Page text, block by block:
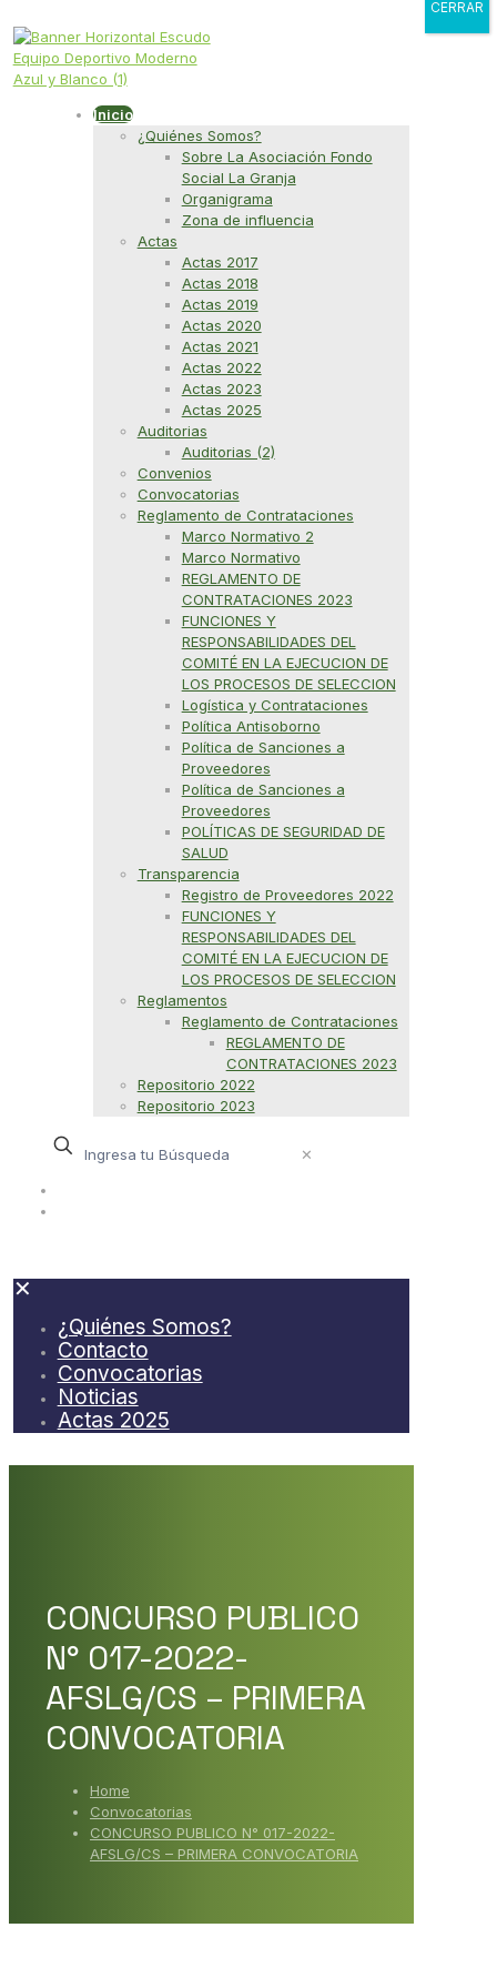
Inicio
¿Quiénes Somos?
Sobre La Asociación Fondo
Social La Granja
Organigrama
Zona de influencia
Actas
Actas 2017
Actas 2018
Actas 2019
Actas 2020
Actas 2021
Actas 2022
Actas 2023
Actas 2025
Auditorias
Auditorias (2)
Convenios
Convocatorias
Reglamento de Contrataciones
Marco Normativo 2
Marco Normativo
REGLAMENTO DE
CONTRATACIONES 2023
FUNCIONES Y
RESPONSABILIDADES DEL
COMITÉ EN LA EJECUCION DE
LOS PROCESOS DE SELECCION
Logística y Contrataciones
Política Antisoborno
Política de Sanciones a
Proveedores
Política de Sanciones a
Proveedores
POLÍTICAS DE SEGURIDAD DE
SALUD
Transparencia
Registro de Proveedores 2022
FUNCIONES Y
RESPONSABILIDADES DEL
COMITÉ EN LA EJECUCION DE
LOS PROCESOS DE SELECCION
Reglamentos
Reglamento de Contrataciones
REGLAMENTO DE
CONTRATACIONES 2023
Repositorio 2022
Repositorio 2023
✕
✕
¿Quiénes Somos?
Contacto
Convocatorias
Noticias
Actas 2025
CONCURSO PUBLICO
N° 017-2022-
AFSLG/CS – PRIMERA
CONVOCATORIA
Home
Convocatorias
CONCURSO PUBLICO N° 017-2022-
AFSLG/CS – PRIMERA CONVOCATORIA
CERRAR